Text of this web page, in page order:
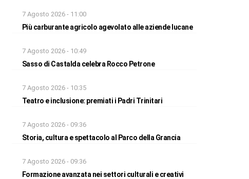
7 Agosto 2026 - 11:00
Più carburante agricolo agevolato alle aziende lucane
7 Agosto 2026 - 10:49
Sasso di Castalda celebra Rocco Petrone
7 Agosto 2026 - 10:35
Teatro e inclusione: premiati i Padri Trinitari
7 Agosto 2026 - 09:36
Storia, cultura e spettacolo al Parco della Grancia
7 Agosto 2026 - 09:36
Formazione avanzata nei settori culturali e creativi